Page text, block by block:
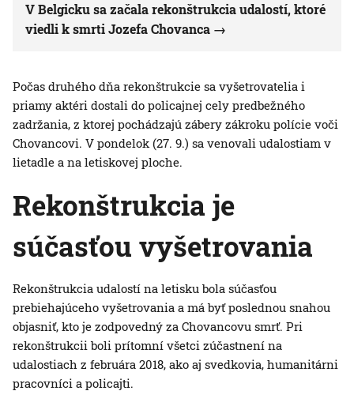
V Belgicku sa začala rekonštrukcia udalostí, ktoré
viedli k smrti Jozefa Chovanca
Počas druhého dňa rekonštrukcie sa vyšetrovatelia i
priamy aktéri dostali do policajnej cely predbežného
zadržania, z ktorej pochádzajú zábery zákroku polície voči
Chovancovi. V pondelok (27. 9.) sa venovali udalostiam v
lietadle a na letiskovej ploche.
Rekonštrukcia je
súčasťou vyšetrovania
Rekonštrukcia udalostí na letisku bola súčasťou
prebiehajúceho vyšetrovania a má byť poslednou snahou
objasniť, kto je zodpovedný za Chovancovu smrť. Pri
rekonštrukcii boli prítomní všetci zúčastnení na
udalostiach z februára 2018, ako aj svedkovia, humanitárni
pracovníci a policajti.